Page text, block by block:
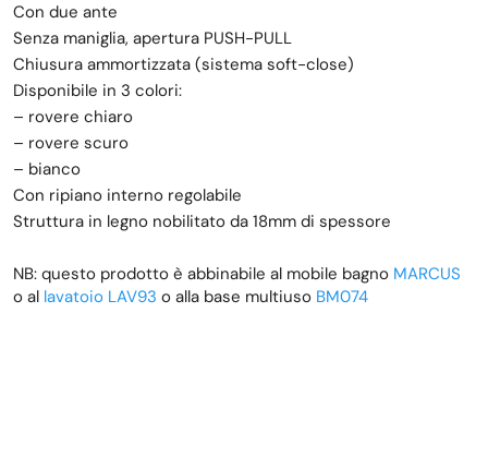
Con due ante
Senza maniglia, apertura PUSH-PULL
Chiusura ammortizzata (sistema soft-close)
Disponibile in 3 colori:
– rovere chiaro
– rovere scuro
– bianco
Con ripiano interno regolabile
Struttura in legno nobilitato da 18mm di spessore
NB: questo prodotto è abbinabile al mobile bagno MARCUS
o al lavatoio LAV93 o alla base multiuso BM074